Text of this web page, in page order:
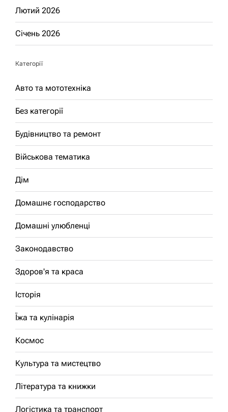
Лютий 2026
Січень 2026
Категорії
Авто та мототехніка
Без категорії
Будівництво та ремонт
Військова тематика
Дім
Домашнє господарство
Домашні улюбленці
Законодавство
Здоров'я та краса
Історія
Їжа та кулінарія
Космос
Культура та мистецтво
Література та книжки
Логістика та транспорт